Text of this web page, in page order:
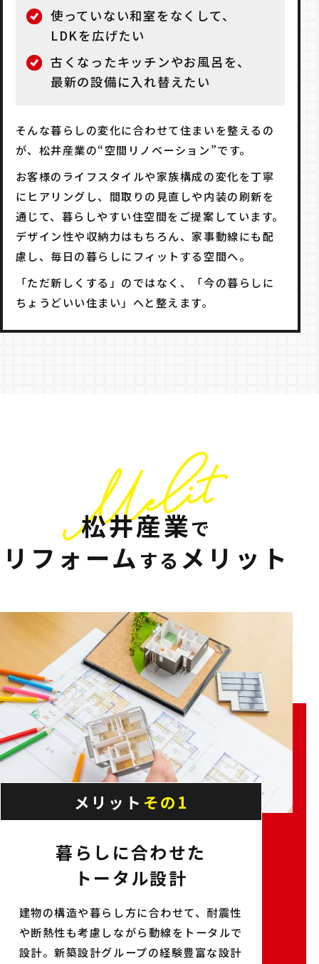
使っていない和室をなくして、
LDKを広げたい
古くなったキッチンやお風呂を、
最新の設備に入れ替えたい
そんな暮らしの変化に合わせて住まいを整えるの
が、松井産業の“空間リノベーション”です。
お客様のライフスタイルや家族構成の変化を丁寧
にヒアリングし、間取りの見直しや内装の刷新を
通じて、暮らしやすい住空間をご提案しています。
デザイン性や収納力はもちろん、家事動線にも配
慮し、毎日の暮らしにフィットする空間へ。
「ただ新しくする」のではなく、「今の暮らしに
ちょうどいい住まい」へと整えます。
松井産業で
リフォーム する メリット
メリット その1
暮らしに合わせた
トータル設計
建物の構造や暮らし方に合わせて、耐震性
や断熱性も考慮しながら動線をトータルで
設計。新築設計グループの経験豊富な設計